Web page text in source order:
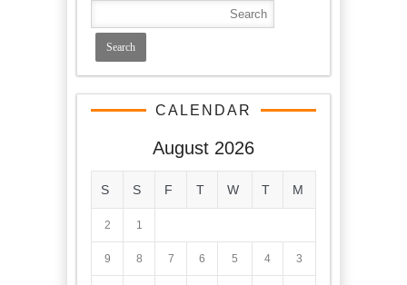
CALENDAR
August 2026
M
T
W
T
F
S
S
1
2
3
4
5
6
7
8
9